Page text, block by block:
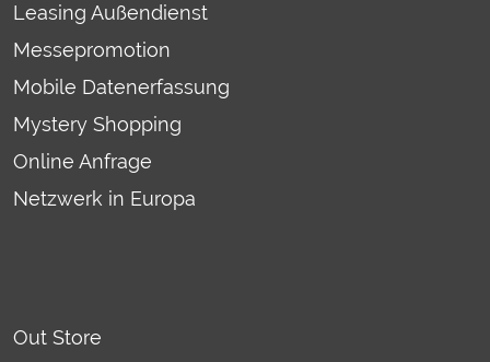
Leasing Außendienst
Messepromotion
Mobile Datenerfassung
Mystery Shopping
Online Anfrage
Netzwerk in Europa
Out Store